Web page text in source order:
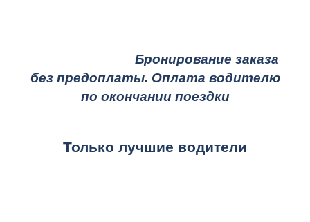
Бронирование заказа
без предоплаты. Оплата водителю
по окончании поездки
Только лучшие водители